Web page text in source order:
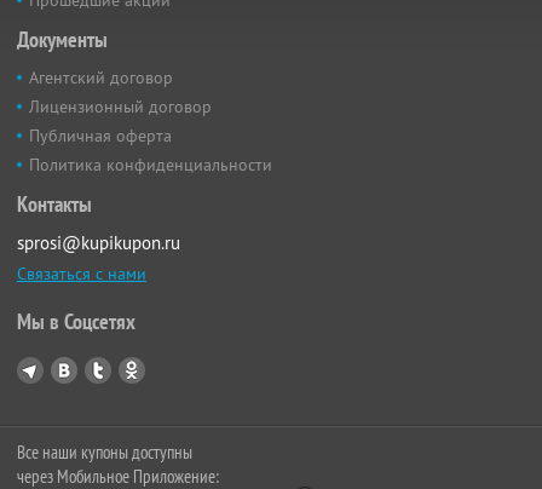
Документы
Агентский договор
Лицензионный договор
Публичная оферта
Политика конфиденциальности
Контакты
sprosi@kupikupon.ru
Связаться с нами
Мы в Соцсетях
Все наши купоны доступны
через Мобильное Приложение: